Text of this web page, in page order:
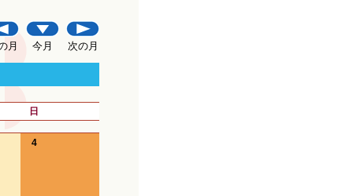
月 今月 次の月
日
4